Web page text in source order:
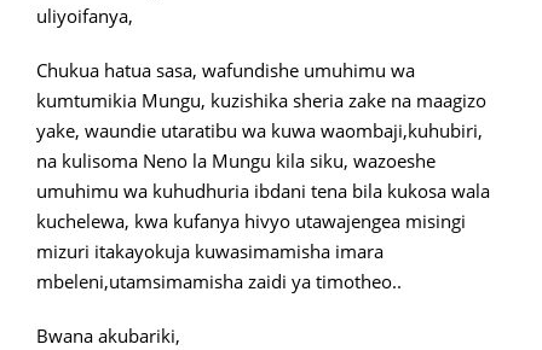
uliyoifanya,
Chukua hatua sasa, wafundishe umuhimu wa
kumtumikia Mungu, kuzishika sheria zake na maagizo
yake, waundie utaratibu wa kuwa waombaji,kuhubiri,
na kulisoma Neno la Mungu kila siku, wazoeshe
umuhimu wa kuhudhuria ibdani tena bila kukosa wala
kuchelewa, kwa kufanya hivyo utawajengea misingi
mizuri itakayokuja kuwasimamisha imara
mbeleni,utamsimamisha zaidi ya timotheo..
Bwana akubariki,